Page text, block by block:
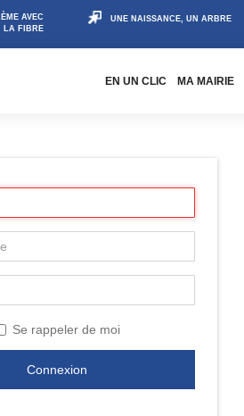
AVEC
LA FIBRE
UNE NAISSANCE, UN ARBRE
EN UN CLIC MA MAIRIE
Se rappeler de moi
Connexion